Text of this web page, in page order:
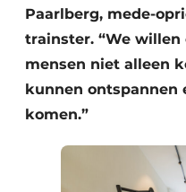
Paarlberg, mede-
trainster. “We
mensen niet alleen
kunnen ontspannen
komen.”